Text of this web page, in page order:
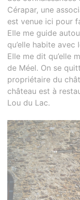
Cérapar, une
est venue ici pour
Elle me guide
qu’elle habite
Elle me dit qu’elle
de Méel. On se
propriétaire du
château est à
Lou du Lac.